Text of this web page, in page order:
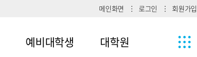
메인화면 로그인 회원가입
예비대학생 대학원